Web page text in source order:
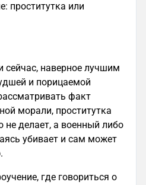
проститутка или
сейчас, наверное лучшим
и порицаемой
факт
морали, проститутка
не делает, а военный либо
убивает и сам может
где говориться о